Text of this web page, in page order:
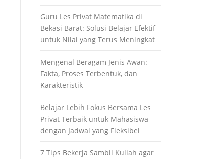
Guru Les Privat Matematika di
Bekasi Barat: Solusi Belajar Efektif
untuk Nilai yang Terus Meningkat
Mengenal Beragam Jenis Awan:
Fakta, Proses Terbentuk, dan
Karakteristik
Belajar Lebih Fokus Bersama Les
Privat Terbaik untuk Mahasiswa
dengan Jadwal yang Fleksibel
7 Tips Bekerja Sambil Kuliah agar